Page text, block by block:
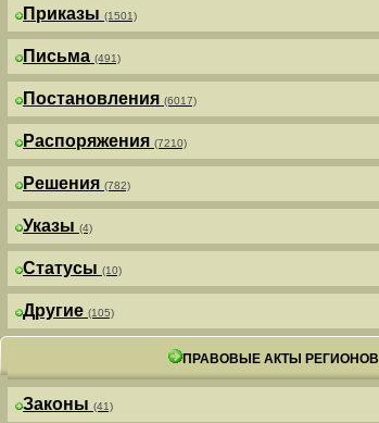
Приказы (1501)
Письма (491)
Постановления (6017)
Распоряжения (7210)
Решения (782)
Указы (4)
Статусы (10)
Другие (105)
ПРАВОВЫЕ АКТЫ РЕГИОНОВ
Законы (41)